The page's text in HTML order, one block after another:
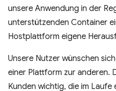
unsere Anwendung in der
unterstützenden Container
Hostplattform eigene
Unsere Nutzer wünschen
einer Plattform zur anderen.
Kunden wichtig, die im